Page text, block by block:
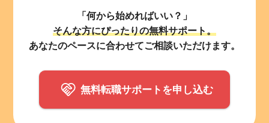
「何から始めればいい？」
そんな方にぴったりの無料サポート。
あなたのペースに合わせてご相談いただけます。
無料転職サポートを申し込む